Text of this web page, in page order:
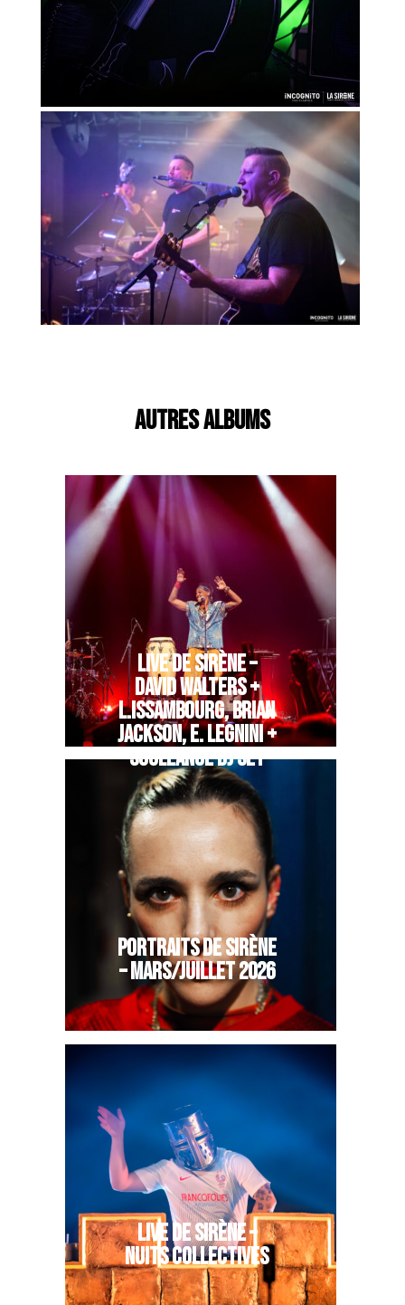
AUTRES ALBUMS
LIVE DE SIRÈNE –
DAVID WALTERS +
L.ISSAMBOURG, BRIAN
JACKSON, E. LEGNINI +
SOULEANCE DJ SET
PORTRAITS DE SIRÈNE
– MARS/JUILLET 2026
LIVE DE SIRÈNE –
NUITS COLLECTIVES